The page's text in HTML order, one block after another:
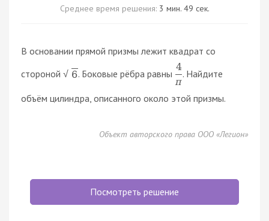
Среднее время решения: 3 мин. 49 сек.
В основании прямой призмы лежит квадрат со
стороной √ 6. Боковые рёбра равны
4
π
. Найдите
объём цилиндра, описанного около этой призмы.
Объект авторского права ООО «Легион»
Посмотреть решение